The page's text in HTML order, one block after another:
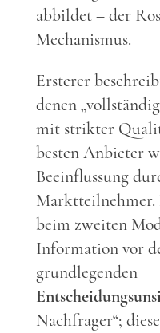
abbildet – der
Mechanismus.
Ersterer
denen
mit strikter
besten Anbieter
Beeinflussung
Marktteilnehmer.
beim zweiten
Information vor
grundlegenden
Nachfrager“;